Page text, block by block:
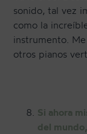
sonido, tal vez
como la
instrumento.
otros pianos
Si ahora
del